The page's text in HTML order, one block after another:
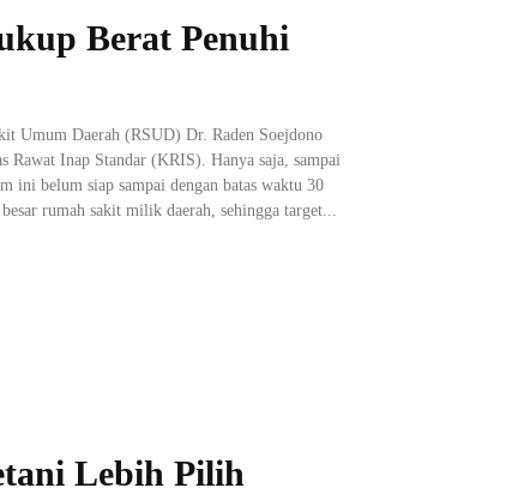
Berat Penuhi
Umum Daerah (RSUD) Dr. Raden Soejdono
Rawat Inap Standar (KRIS). Hanya saja, sampai
ini belum siap sampai dengan batas waktu 30
rumah sakit milik daerah, sehingga target...
Lebih Pilih